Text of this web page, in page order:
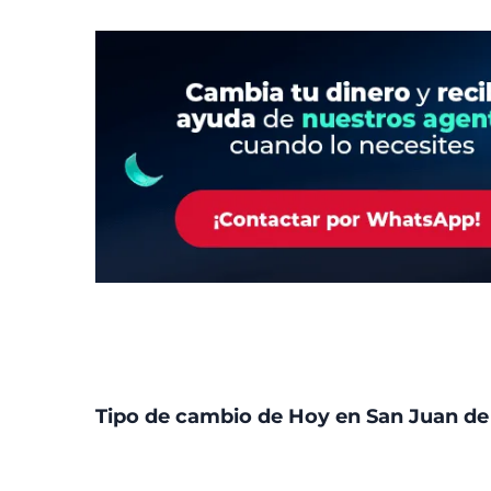
Tipo de cambio de Hoy en San Juan